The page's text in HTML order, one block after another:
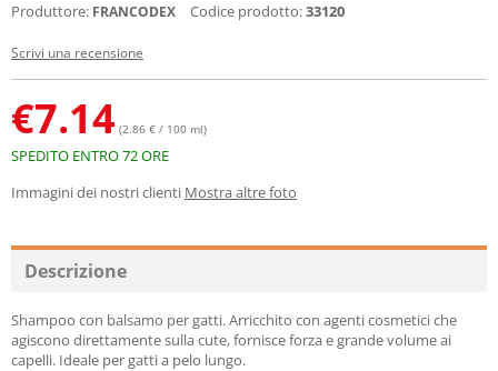
Produttore: FRANCODEX Codice prodotto:33120
Scrivi una recensione
€7.14 (2.86 € / 100 ml)
SPEDITO ENTRO 72 ORE
Immagini dei nostri clienti Mostra altre foto
Descrizione
Shampoo con balsamo per gatti. Arricchito con agenti cosmetici che
agiscono direttamente sulla cute, fornisce forza e grande volume ai
capelli. Ideale per gatti a pelo lungo.